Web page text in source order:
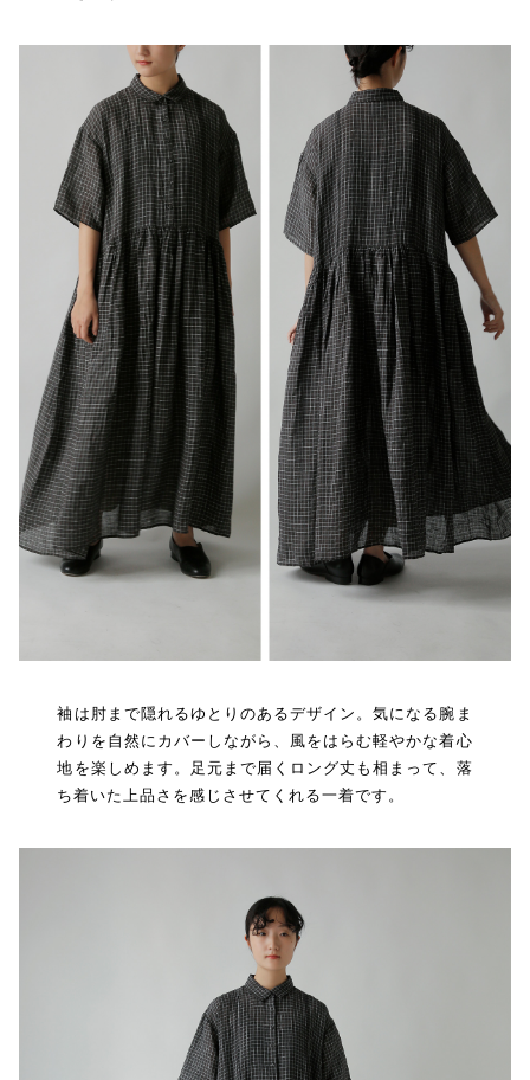
袖は肘まで隠れるゆとりのあるデザイン。気になる腕ま
わりを自然にカバーしながら、風をはらむ軽やかな着心
地を楽しめます。足元まで届くロング丈も相まって、落
ち着いた上品さを感じさせてくれる一着です。